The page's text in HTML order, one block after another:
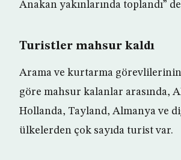
Anakan yakınlarında toplandı”
Turistler mahsur kaldı
Arama ve kurtarma
göre mahsur kalanlar arasında,
Hollanda, Tayland, Almanya ve
ülkelerden çok sayıda turist var.